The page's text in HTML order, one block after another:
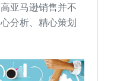
亚马逊销售并不
分析、精心策划